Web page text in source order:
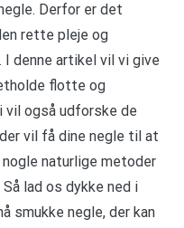
Derfor er det
rette pleje og
denne artikel vil vi give
flotte og
vil også udforske de
vil få dine negle til at
naturlige metoder
lad os dykke ned i
smukke negle, der kan